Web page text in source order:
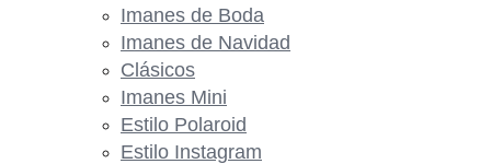
Imanes de Boda
Imanes de Navidad
Clásicos
Imanes Mini
Estilo Polaroid
Estilo Instagram